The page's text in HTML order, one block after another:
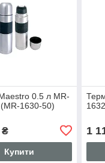
0.5 л MR-
1630-50)
Купити
1